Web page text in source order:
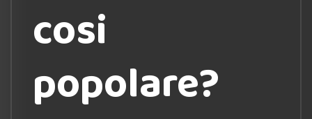
cosi
popolare?